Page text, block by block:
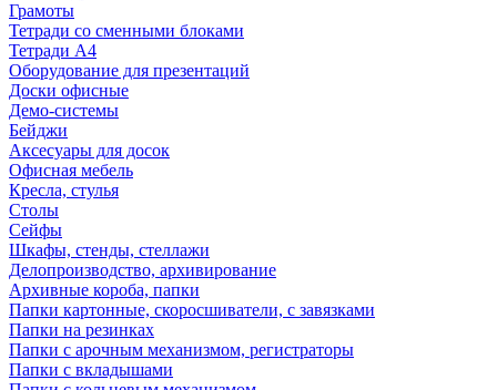
Грамоты
Тетради со сменными блоками
Тетради А4
Оборудование для презентаций
Доски офисные
Демо-системы
Бейджи
Аксесуары для досок
Офисная мебель
Кресла, стулья
Столы
Сейфы
Шкафы, стенды, стеллажи
Делопроизводство, архивирование
Архивные короба, папки
Папки картонные, скоросшиватели, с завязками
Папки на резинках
Папки с арочным механизмом, регистраторы
Папки с вкладышами